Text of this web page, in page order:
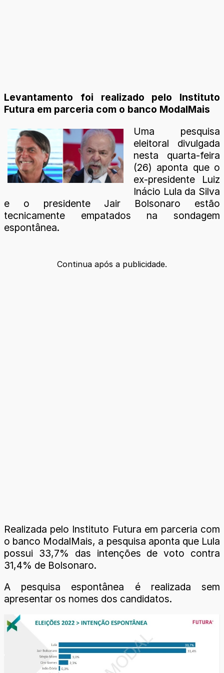
Levantamento foi realizado pelo Instituto
Futura em parceria com o banco ModalMais
Uma pesquisa
eleitoral divulgada
nesta quarta-feira
(26) aponta que o
ex-presidente Luiz
Inácio Lula da Silva
e o presidente Jair Bolsonaro estão
tecnicamente empatados na sondagem
espontânea.
Continua após a publicidade.
Realizada pelo Instituto Futura em parceria com
o banco ModalMais, a pesquisa aponta que Lula
possui 33,7% das intenções de voto contra
31,4% de Bolsonaro.
A pesquisa espontânea é realizada sem
apresentar os nomes dos candidatos.